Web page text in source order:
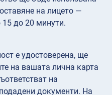
на лицето —
15 до 20 минути.
е удостоверена, ще
на вашата лична карта
на
документи. На